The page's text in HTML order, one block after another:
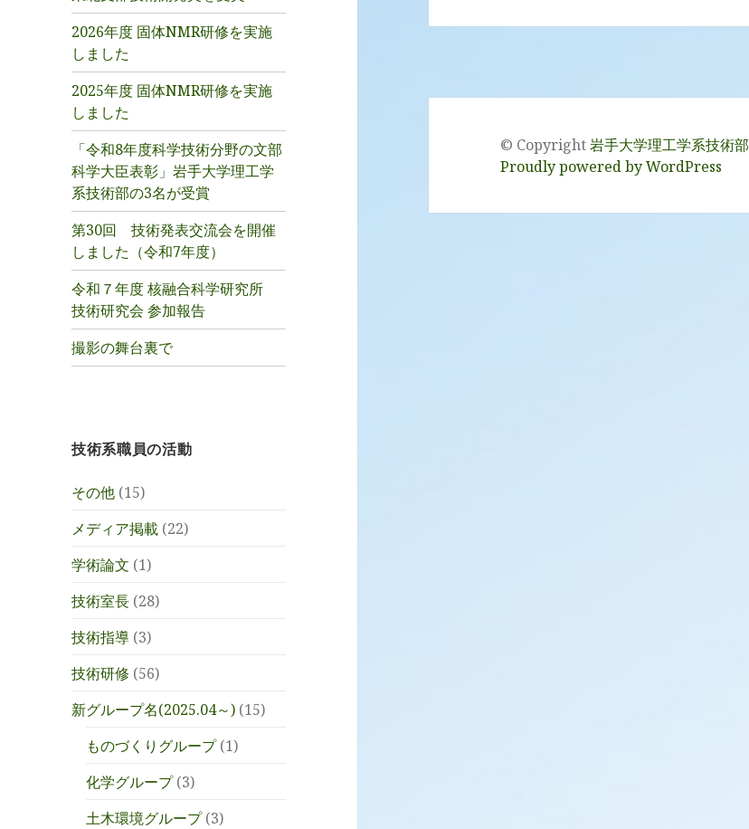
2026年度 固体NMR研修を実施
しました
2025年度 固体NMR研修を実施
しました
「令和8年度科学技術分野の文部
科学大臣表彰」岩手大学理工学
系技術部の3名が受賞
第30回 技術発表交流会を開催
しました（令和7年度）
令和７年度 核融合科学研究所
技術研究会 参加報告
撮影の舞台裏で
技術系職員の活動
その他 (15)
メディア掲載 (22)
学術論文 (1)
技術室長 (28)
技術指導 (3)
技術研修 (56)
新グループ名(2025.04～) (15)
ものづくりグループ(1)
化学グループ(3)
土木環境グループ(3)
ゲ
© Copyright岩手大学理工学系技術部
Proudly powered by WordPress